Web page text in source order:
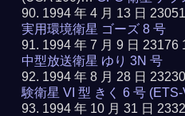
1994 年 4 月 13 日
実用環境衛星 ゴーズ 8 号
1994 年 7 月 9 日
中型放送衛星 ゆり 3N 号
1994 年 8 月 28 日
験衛星 VI 型 きく 6 号 (ETS-
1994 年 10 月 31 日